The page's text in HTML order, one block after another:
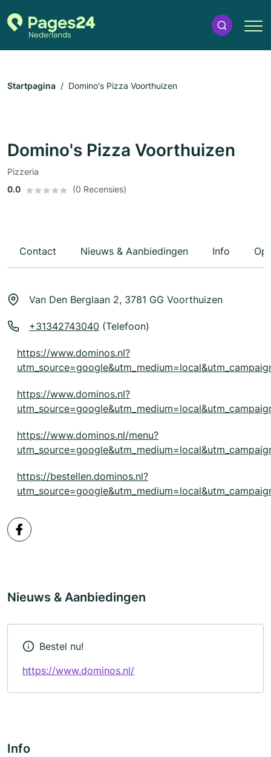
Startpagina Domino's Pizza Voorthuizen
Domino's Pizza Voorthuizen
Pizzeria
0.0
(0 Recensies)
Contact Nieuws & Aanbiedingen Info
Van Den Berglaan 2, 3781 GG Voorthuizen
+31342743040 (Telefoon)
https://www.dominos.nl?
https://www.dominos.nl?
https://www.dominos.nl/menu?
https://bestellen.dominos.nl?
Nieuws & Aanbiedingen
Bestel nu!
https://www.dominos.nl/
Info